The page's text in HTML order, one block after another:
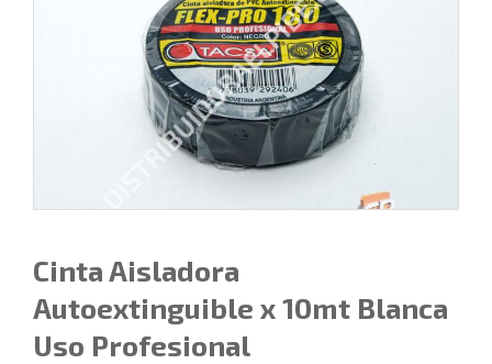
Cinta Aisladora
Autoextinguible x 10mt Blanca
Uso Profesional